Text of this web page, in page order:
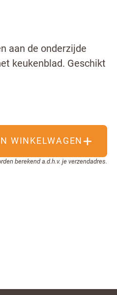
aan de onderzijde
keukenblad. Geschikt
IN WINKELWAGEN
berekend a.d.h.v. je verzendadres.